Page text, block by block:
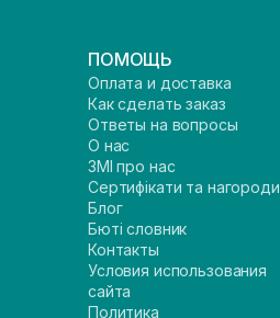
ПОМОЩЬ
Оплата и доставка
Как сделать заказ
Ответы на вопросы
О нас
ЗМІ про нас
Сертифікати та нагороди
Блог
Бюті словник
Контакты
Условия использования
сайта
Политика